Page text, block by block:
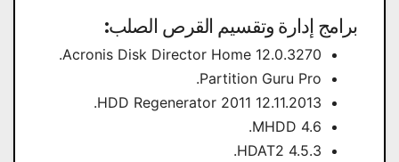
برامج إدارة وتقسيم القرص الصلب:
Acronis Disk Director Home 12.0.3270.
Partition Guru Pro.
HDD Regenerator 2011 12.11.2013.
MHDD 4.6.
HDAT2 4.5.3.